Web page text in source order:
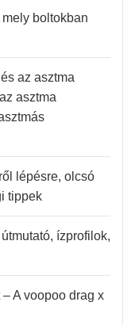
boltokban
az asztma
asztma
lépésre, olcsó
tippek
ízprofilok,
A voopoo drag x